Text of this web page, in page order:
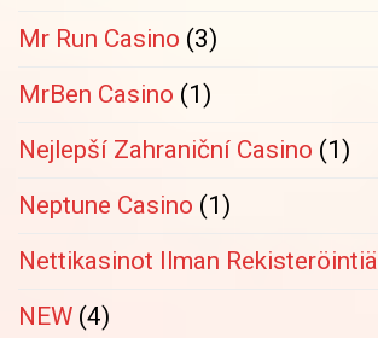
Mr Run Casino (3)
MrBen Casino (1)
Nejlepší Zahraniční Casino (1)
Neptune Casino (1)
Nettikasinot Ilman Rekisteröintiä
NEW (4)